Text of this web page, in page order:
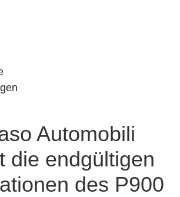
Automobili
die endgültigen
des P900